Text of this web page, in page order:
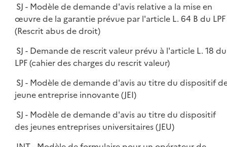
SJ - Modèle de demande d'avis relative a la mise en
œuvre de la garantie prévue par l'article L. 64 B du LPF
(Rescrit abus de droit)
SJ - Demande de rescrit valeur prévu à l'article L. 18 du
LPF (cahier des charges du rescrit valeur)
SJ - Modèle de demande d'avis au titre du dispositif
jeune entreprise innovante (JEI)
SJ - Modèle de demande d'avis au titre du dispositif
des jeunes entreprises universitaires (JEU)